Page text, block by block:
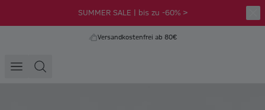
SUMMER SALE | bis zu -60% >
Versandkostenfrei ab 80€